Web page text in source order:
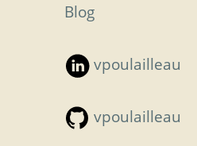
Blog
vpoulailleau
vpoulailleau